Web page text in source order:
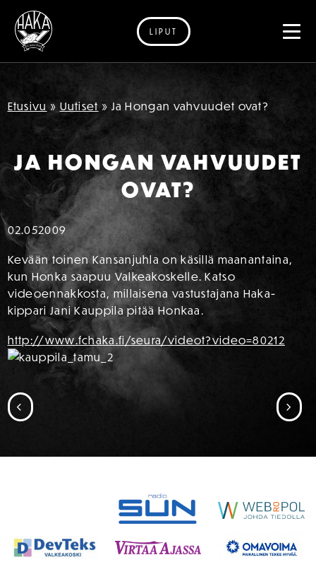
Siirry sisältöön
LIPUT
Etusivu » Uutiset » Ja Hongan vahvuudet ovat?
JA HONGAN VAHVUUDET
OVAT?
02.052009
Kevään toinen Kansanjuhla on käsillä maanantaina,
kun Honka saapuu Valkeakoskelle. Katso
videoennakkosta, millaisena vastustajana Haka-
kippari Jani Kauppila pitää Honkaa.
http://www.fchaka.fi/seura/videot?video=80212
SIIRRY EDELLISEEN